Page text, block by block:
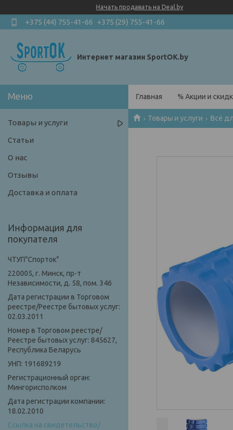
Начать продавать на Deal.by
+375 (44) 755-41-66 +375 (29) 755-41-66
Интернет магазин SportOK.by
Главная % Акции и
Товары и услуги Всё
Товары и услуги
Статьи
О нас
Отзывы
Доставка и оплата
Информация для
покупателя
ЧТУП"Спорток"
220005, г. Минск, пр-т
Независимости, д. 58, пом. 346
Дата регистрации в Торговом
реестре/Реестре бытовых услуг:
02.03.2011
Номер в Торговом реестре/
Реестре бытовых услуг: 845627,
Республика Беларусь
УНП: 191689219
Регистрационный орган:
Мингорисполком
Дата регистрации компании:
18.02.2010
Ссылка на свидетельство/